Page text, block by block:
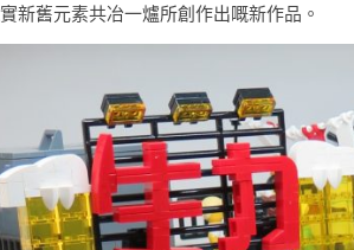
新舊元素共冶一爐所創作出嘅新作品。